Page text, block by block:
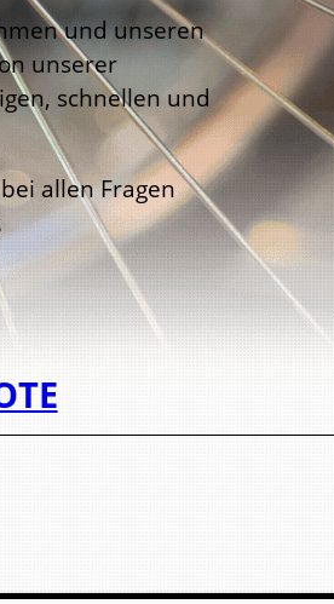
und unseren
unserer
schnellen und
allen Fragen